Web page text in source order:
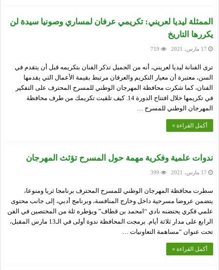
الممثلة ليديا لعريني: تكريمي عرفان لمساري وصونيا سيدة لن
يكررها التاريخ
17 مارس، 2021 719
ترى الفنانة ليديا لعريني، أنه من الجميل تذكر الفنان بتكريمه قبل أن يتقدم في
السن، معتبرة أن معيار التكريم والعرفان مرتبط بقيمة الأعمال التي يقدمها
الفنان، كما شكرت محافظة المهرجان الوطني للمسرح المحترف على التفكير
في تكريمها خلال افتتاح الدورة 14. كيف تلقيت تكريمك من طرف محافظة
المهرجان الوطني للمسرح …
أكمل القراءة »
ندوات علمية وفكرية مهمة حول المسرح تؤثث المهرجان
17 مارس، 2021 399
سطرت محافظة المهرجان الوطني للمسرح المحترف برنامجا ثريا ومنوعا،
يتضمن عروضا مسرحية داخل وخارج المنافسة، وبرنامج أدبي، إلى جانب محتوى
علمي فكري يحتضنه نادي “امحمد بن قطاف” ويؤطره ثلة من المختصين في الفن
الرابع على مدار ثلاثة أيام. برمجت المحافظة ندوة أولى في الـ13 مارس المقبل،
تحت عنوان “مساهمة التعاونيات …
أكمل القراءة »